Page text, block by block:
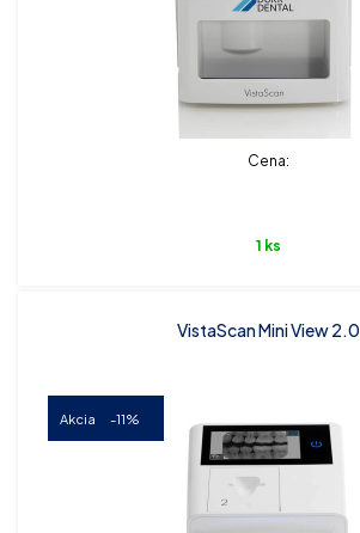
Cena:
1 ks
VistaScan Mini View 2.0
Akcia -11%